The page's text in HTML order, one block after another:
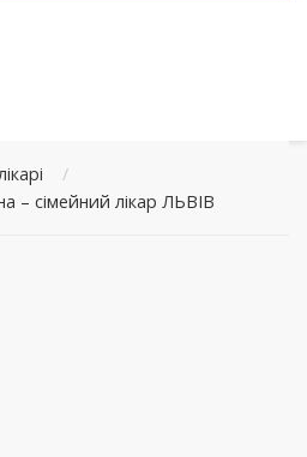
/
– сімейний лікар ЛЬВІВ